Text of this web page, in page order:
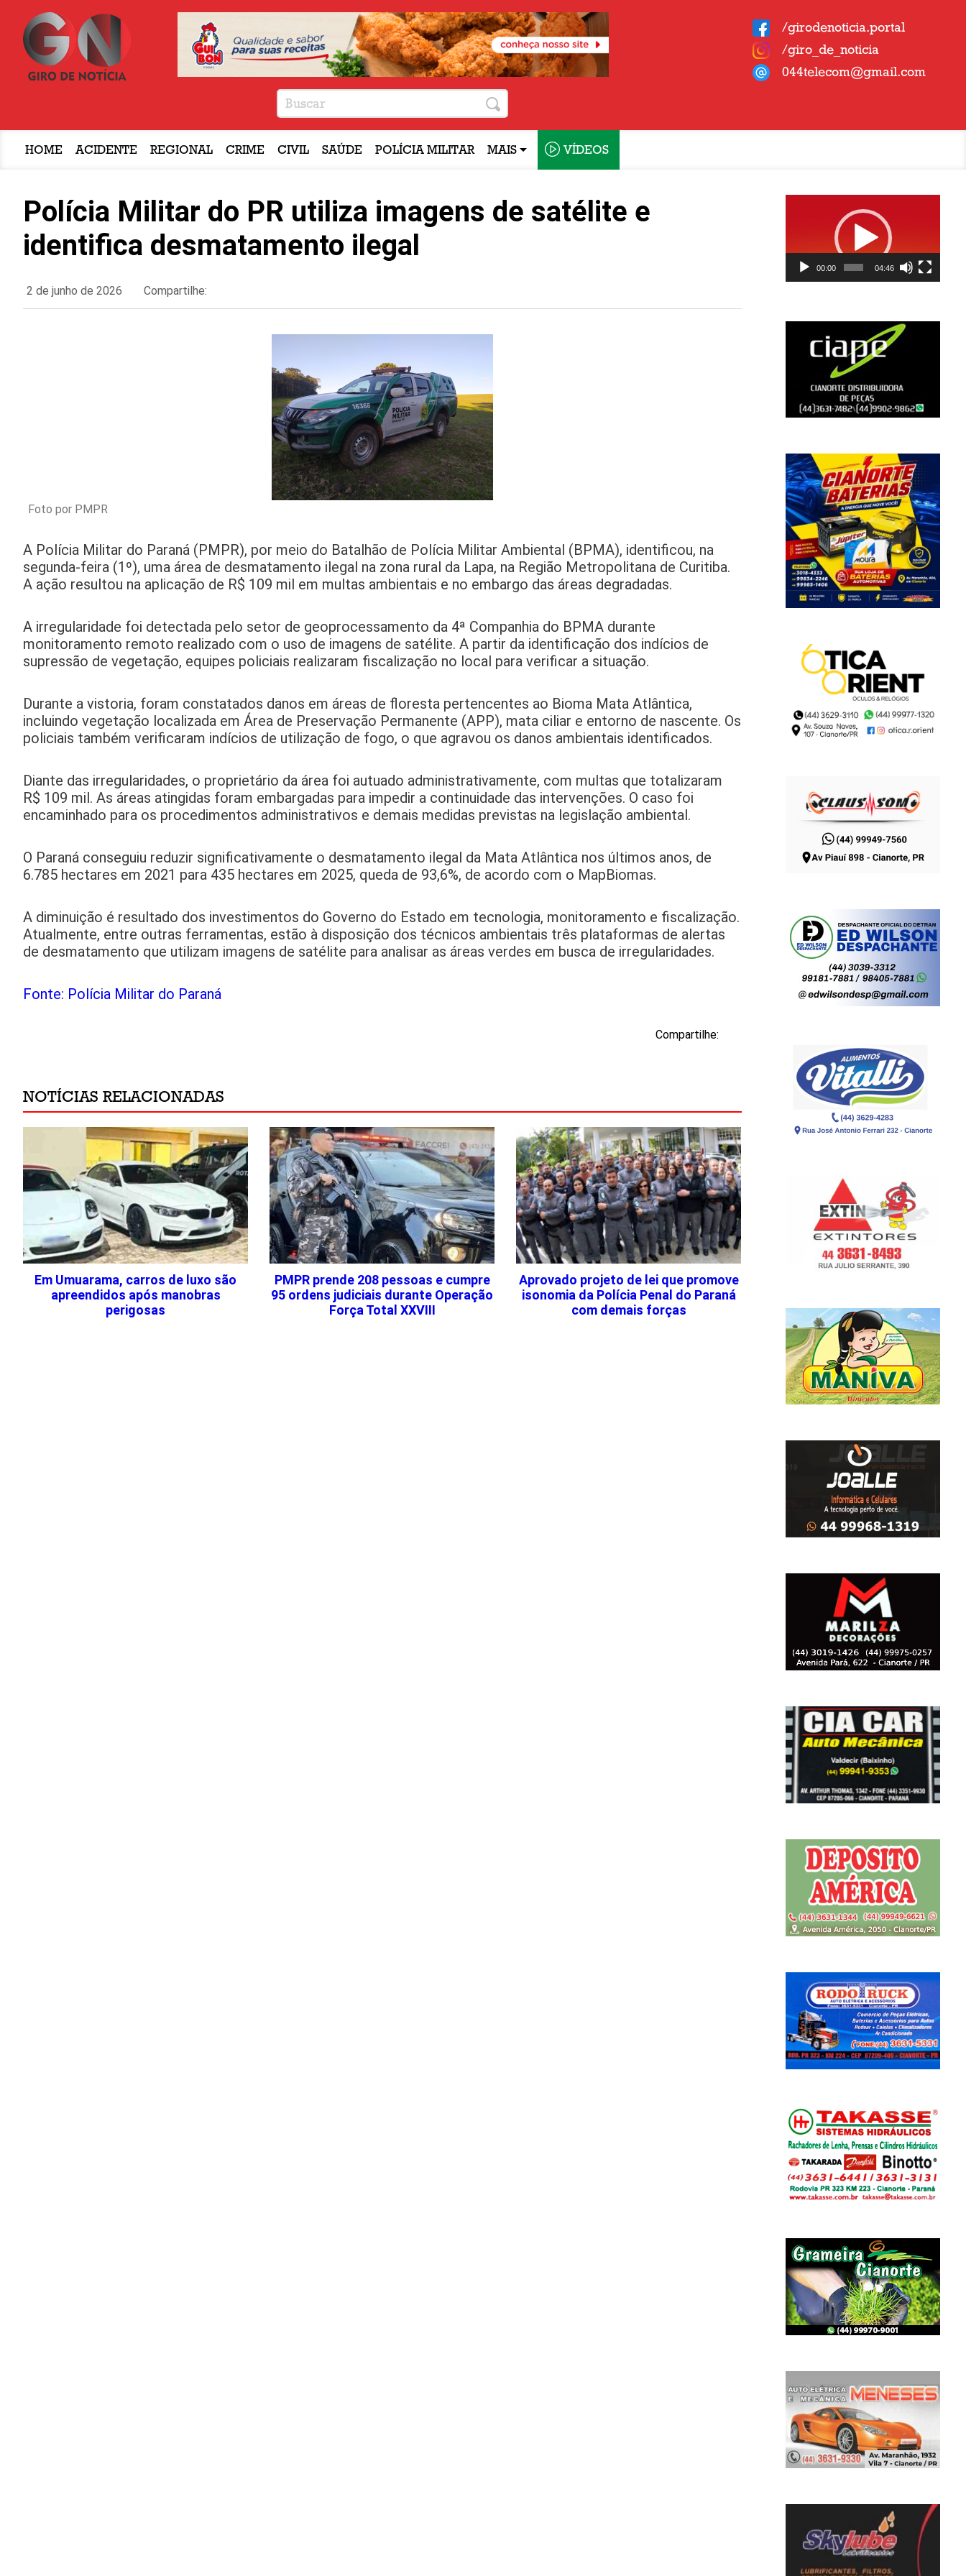
/girodenoticia.portal
/giro_de_noticia
044telecom@gmail.com
HOME ACIDENTE REGIONAL CRIME CIVIL SAÚDE POLÍCIA MILITAR MAIS VÍDEOS
Polícia Militar do PR utiliza imagens de satélite e
identifica desmatamento ilegal
2 de junho de 2026 Compartilhe:
Foto por PMPR
A Polícia Militar do Paraná (PMPR), por meio do Batalhão de Polícia Militar Ambiental (BPMA), identificou, na
segunda-feira (1º), uma área de desmatamento ilegal na zona rural da Lapa, na Região Metropolitana de Curitiba.
A ação resultou na aplicação de R$ 109 mil em multas ambientais e no embargo das áreas degradadas.
A irregularidade foi detectada pelo setor de geoprocessamento da 4ª Companhia do BPMA durante
monitoramento remoto realizado com o uso de imagens de satélite. A partir da identificação dos indícios de
supressão de vegetação, equipes policiais realizaram fiscalização no local para verificar a situação.
Durante a vistoria, foram constatados danos em áreas de floresta pertencentes ao Bioma Mata Atlântica,
incluindo vegetação localizada em Área de Preservação Permanente (APP), mata ciliar e entorno de nascente. Os
policiais também verificaram indícios de utilização de fogo, o que agravou os danos ambientais identificados.
Diante das irregularidades, o proprietário da área foi autuado administrativamente, com multas que totalizaram
R$ 109 mil. As áreas atingidas foram embargadas para impedir a continuidade das intervenções. O caso foi
encaminhado para os procedimentos administrativos e demais medidas previstas na legislação ambiental.
O Paraná conseguiu reduzir significativamente o desmatamento ilegal da Mata Atlântica nos últimos anos, de
6.785 hectares em 2021 para 435 hectares em 2025, queda de 93,6%, de acordo com o MapBiomas.
A diminuição é resultado dos investimentos do Governo do Estado em tecnologia, monitoramento e fiscalização.
Atualmente, entre outras ferramentas, estão à disposição dos técnicos ambientais três plataformas de alertas
de desmatamento que utilizam imagens de satélite para analisar as áreas verdes em busca de irregularidades.
Fonte: Polícia Militar do Paraná
Compartilhe:
NOTÍCIAS RELACIONADAS
Em Umuarama, carros de luxo são
apreendidos após manobras
perigosas
PMPR prende 208 pessoas e cumpre
95 ordens judiciais durante Operação
Força Total XXVIII
Aprovado projeto de lei que promove
isonomia da Polícia Penal do Paraná
com demais forças
00:00 04:46